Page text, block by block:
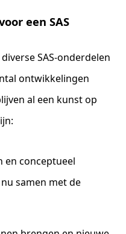
een SAS
SAS-onderdelen
ontwikkelingen
al een kunst op
en conceptueel
samen met de